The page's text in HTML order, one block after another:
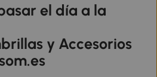
el día a la
y Accesorios